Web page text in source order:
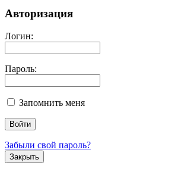
Авторизация
Логин:
Пароль:
Запомнить меня
Забыли свой пароль?
Закрыть